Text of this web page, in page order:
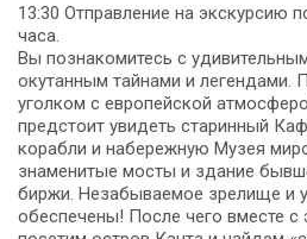
13:30 Отправление на экскурсию
часа.
Вы познакомитесь с
окутанным тайнами и легендами.
уголком с европейской
предстоит увидеть старинный
корабли и набережную Музея
знаменитые мосты и здание
биржи. Незабываемое зрелище и
обеспечены! После чего вместе